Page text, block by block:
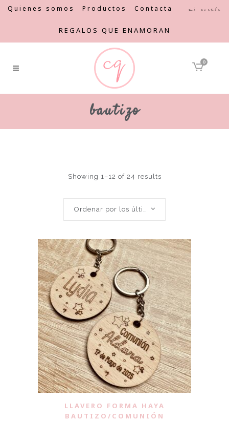
Quienes somos Productos Contacta Mi cuenta
REGALOS QUE ENAMORAN
0
bautizo
Showing 1–12 of 24 results
Ordenar por los últimos
LLAVERO FORMA HAYA
BAUTIZO/COMUNIÓN